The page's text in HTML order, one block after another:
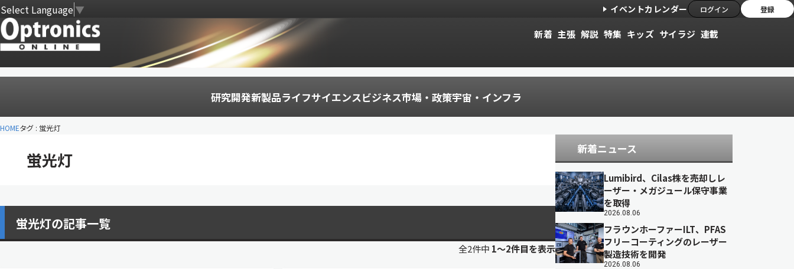
Select Language▼ イベントカレンダー ログイン 登録
新着 主張 解説 特集 キッズ サイラジ 連載
研究開発新製品ライフサイエンスビジネス市場・政策宇宙・インフラ
HOMEタグ : 蛍光灯
蛍光灯
蛍光灯の記事一覧
全2件中 1〜2件目を表示
新着ニュース
Lumibird、Cilas株を売却しレ
ーザー・メガジュール保守事業
を取得
2026.08.06
フラウンホーファーILT、PFAS
フリーコーティングのレーザー
製造技術を開発
2026.08.06